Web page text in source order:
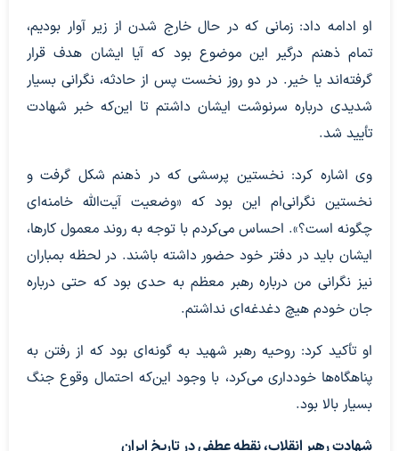
او ادامه داد: زمانی که در حال خارج شدن از زیر آوار بودیم،
تمام ذهنم درگیر این موضوع بود که آیا ایشان هدف قرار
گرفته‌اند یا خیر. در دو روز نخست پس از حادثه، نگرانی بسیار
شدیدی درباره سرنوشت ایشان داشتم تا این‌که خبر شهادت
تأیید شد.
وی اشاره کرد: نخستین پرسشی که در ذهنم شکل گرفت و
نخستین نگرانی‌ام این بود که «وضعیت آیت‌الله خامنه‌ای
چگونه است؟». احساس می‌کردم با توجه به روند معمول کارها،
ایشان باید در دفتر خود حضور داشته باشند. در لحظه بمباران
نیز نگرانی من درباره رهبر معظم به حدی بود که حتی درباره
جان خودم هیچ دغدغه‌ای نداشتم.
او تأکید کرد: روحیه رهبر شهید به گونه‌ای بود که از رفتن به
پناهگاه‌ها خودداری می‌کرد، با وجود این‌که احتمال وقوع جنگ
بسیار بالا بود.
شهادت رهبر انقلاب، نقطه عطفی در تاریخ ایران